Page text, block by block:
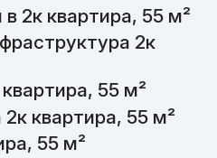
2к квартира, 55 м²
2к
55 м²
квартира, 55 м²
55 м²